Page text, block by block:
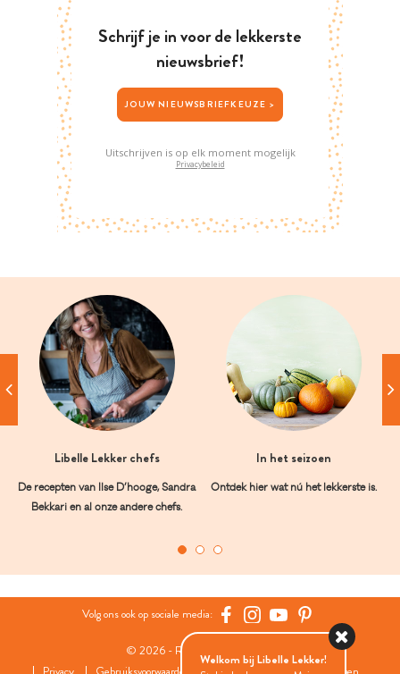
Schrijf je in voor de lekkerste
nieuwsbrief!
JOUW NIEUWSBRIEFKEUZE >
Uitschrijven is op elk moment mogelijk
Privacybeleid
Libelle Lekker chefs
De recepten van Ilse D’hooge, Sandra
Bekkari en al onze andere chefs.
In het seizoen
Ontdek hier wat nú het lekkerste is.
Volg ons ook op sociale media:
© 2026 - Roularta Media Group
Welkom bij Libelle Lekker!